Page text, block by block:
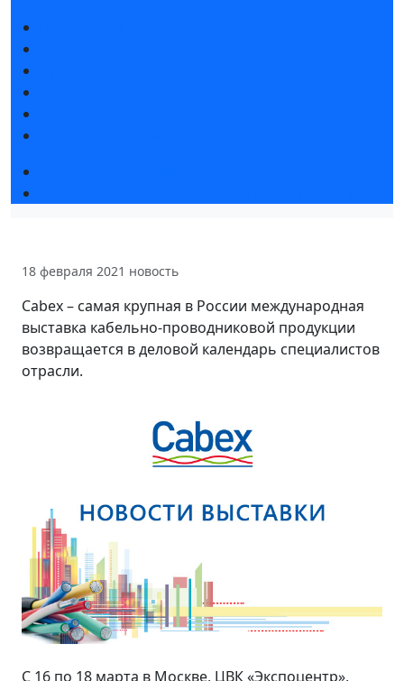
18 февраля 2021 новость
Cabex – самая крупная в России международная
выставка кабельно-проводниковой продукции
возвращается в деловой календарь специалистов
отрасли.
С 16 по 18 марта в Москве, ЦВК «Экспоцентр»,